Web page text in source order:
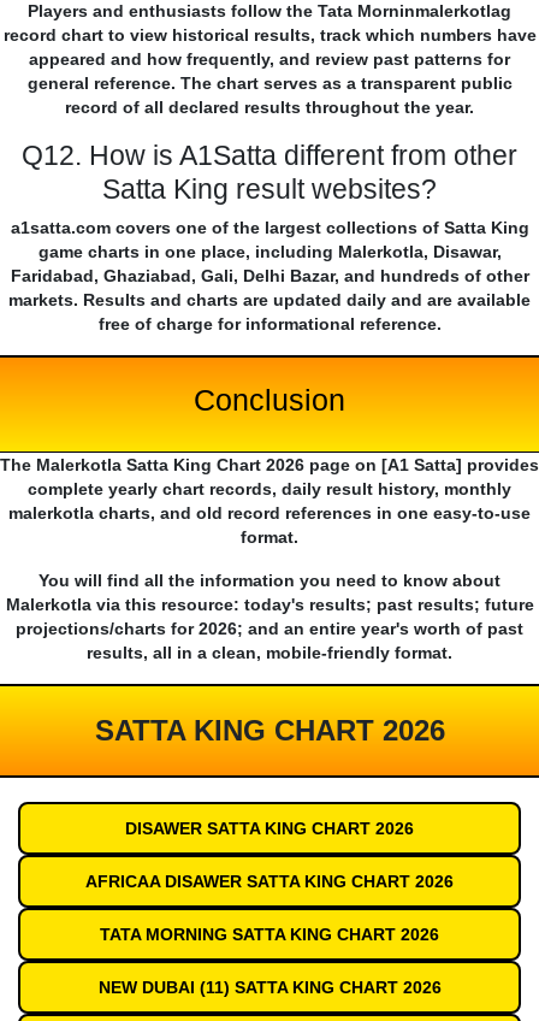
Players and enthusiasts follow the Tata Morninmalerkotlag
record chart to view historical results, track which numbers have
appeared and how frequently, and review past patterns for
general reference. The chart serves as a transparent public
record of all declared results throughout the year.
Q12. How is A1Satta different from other
Satta King result websites?
a1satta.com covers one of the largest collections of Satta King
game charts in one place, including Malerkotla, Disawar,
Faridabad, Ghaziabad, Gali, Delhi Bazar, and hundreds of other
markets. Results and charts are updated daily and are available
free of charge for informational reference.
Conclusion
The Malerkotla Satta King Chart 2026 page on [A1 Satta] provides
complete yearly chart records, daily result history, monthly
malerkotla charts, and old record references in one easy-to-use
format.
You will find all the information you need to know about
Malerkotla via this resource: today's results; past results; future
projections/charts for 2026; and an entire year's worth of past
results, all in a clean, mobile-friendly format.
SATTA KING CHART 2026
DISAWER SATTA KING CHART 2026
AFRICAA DISAWER SATTA KING CHART 2026
TATA MORNING SATTA KING CHART 2026
NEW DUBAI (11) SATTA KING CHART 2026